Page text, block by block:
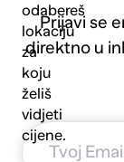
odabereš
lokaciju
za
koju
želiš
vidjeti
cijene.
Prijavi se
direktno u